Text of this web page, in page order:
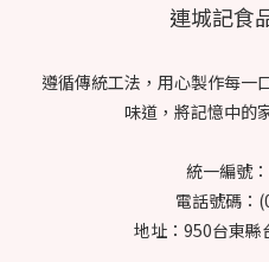
連城記食
遵循傳統工法，用心製作每一
味道，將記憶中的
統一編號
電話號碼：
地址：950台東縣